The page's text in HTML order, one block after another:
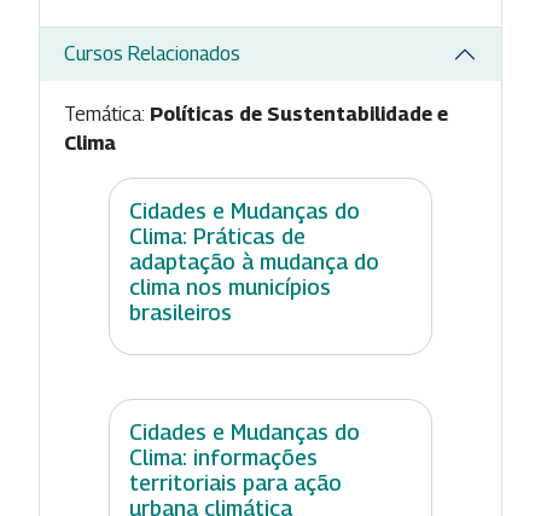
Cursos Relacionados
Temática: Políticas de Sustentabilidade e
Clima
Cidades e Mudanças do
Clima: Práticas de
adaptação à mudança do
clima nos municípios
brasileiros
Cidades e Mudanças do
Clima: informações
territoriais para ação
urbana climática